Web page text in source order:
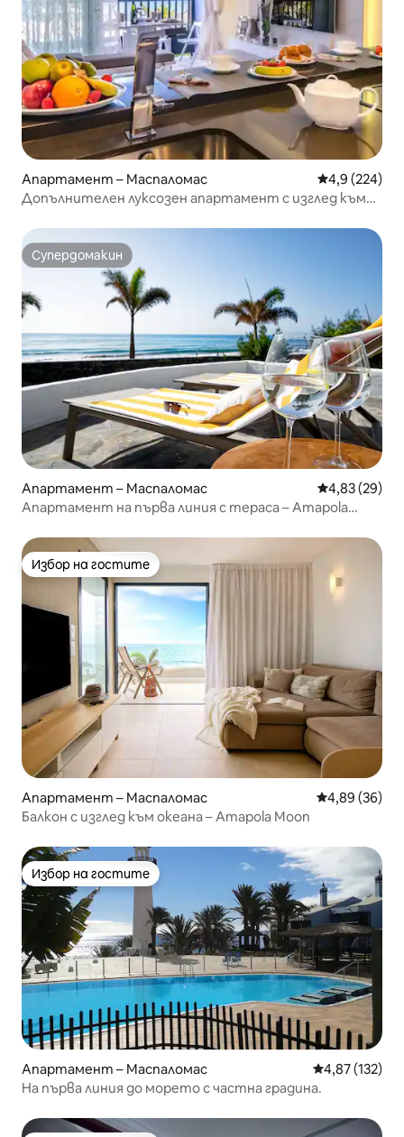
Апартамент – Маспаломас Средна
4,9 (224)
Допълнителен луксозен апартамент с изглед към
Супердомакин
Супердомакин
Апартамент – Маспаломас Средна
4,83 (29)
Апартамент на първа линия с тераса – Amapola
Избор на гостите
Избор на гостите
Апартамент – Маспаломас Средна
4,89 (36)
Балкон с изглед към океана – Amapola Moon
Избор на гостите
Избор на гостите
Апартамент – Маспаломас Средна
4,87 (132)
На първа линия до морето с частна градина.